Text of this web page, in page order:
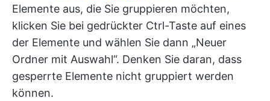
Elemente aus, die Sie gruppieren möchten,
klicken Sie bei gedrückter Ctrl-Taste auf eines
der Elemente und wählen Sie dann „Neuer
Ordner mit Auswahl“. Denken Sie daran, dass
gesperrte Elemente nicht gruppiert werden
können.